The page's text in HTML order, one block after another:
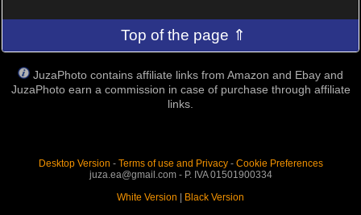
Top of the page ⇑
JuzaPhoto contains affiliate links from Amazon and Ebay and
JuzaPhoto earn a commission in case of purchase through affiliate
links.
Desktop Version - Terms of use and Privacy- Cookie Preferences
juza.ea@gmail.com - P. IVA 01501900334
White Version
Black Version